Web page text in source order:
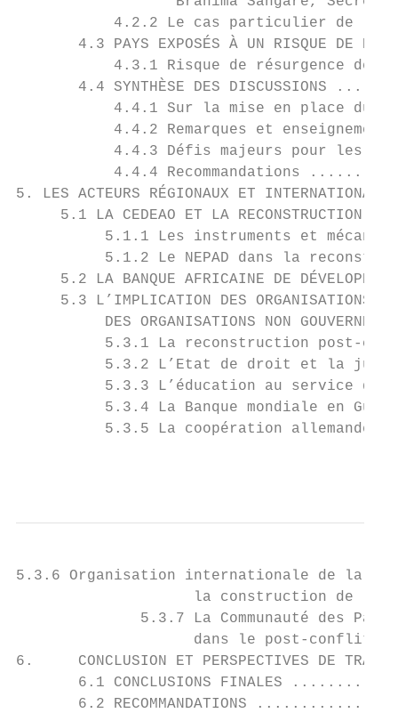
4.2.2 Le cas particulier de la
4.3 PAYS EXPOSÉS À UN RISQUE DE
4.3.1 Risque de résurgence de
4.4 SYNTHÈSE DES DISCUSSIONS
4.4.1 Sur la mise en place du
4.4.2 Remarques et
4.4.3 Défis majeurs pour les
4.4.4 Recommandations
5. LES ACTEURS RÉGIONAUX ET
5.1 LA CEDEAO ET LA RECONSTRUCTION
5.1.1 Les instruments et
5.1.2 Le NEPAD dans la
5.2 LA BANQUE AFRICAINE DE
5.3 L’IMPLICATION DES ORGANISATIONS
DES ORGANISATIONS NON
5.3.1 La reconstruction post-
5.3.2 L’Etat de droit et la
5.3.3 L’éducation au service de
5.3.4 La Banque mondiale en
5.3.5 La coopération allemande
5.3.6 Organisation internationale de la
la construction de la
5.3.7 La Communauté des
dans le post-conflit
6.     CONCLUSION ET
6.1 CONCLUSIONS FINALES
6.2 RECOMMANDATIONS